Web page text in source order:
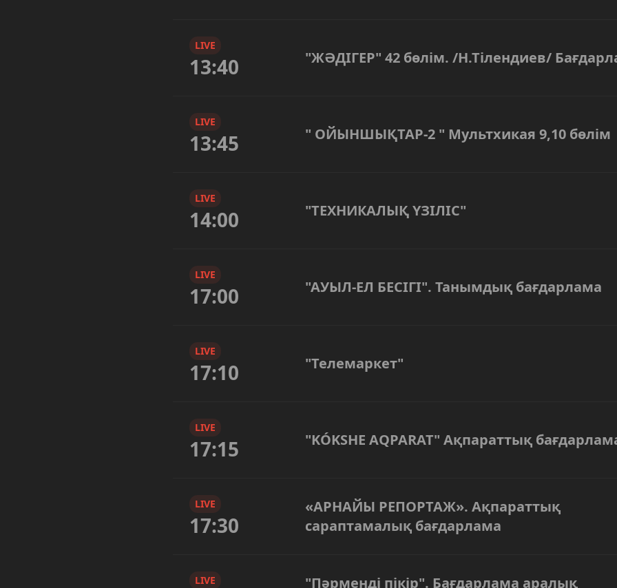
LIVE
13:40 "ЖӘДІГЕР" 42 бөлім. /Н.Тілендиев/
LIVE
13:45 " ОЙЫНШЫҚТАР-2 " Мультхикая 9,10 бөлім
LIVE
14:00 "ТЕХНИКАЛЫҚ ҮЗІЛІС"
LIVE
17:00 "АУЫЛ-ЕЛ БЕСІГІ". Танымдық бағдарлама
LIVE
17:10 "Телемаркет"
LIVE
17:15 "KÓKSHE AQPARAT" Ақпараттық
LIVE
17:30
«АРНАЙЫ РЕПОРТАЖ». Ақпараттық
сараптамалық бағдарлама
LIVE "Пәрменді пікір". Бағдарлама аралық